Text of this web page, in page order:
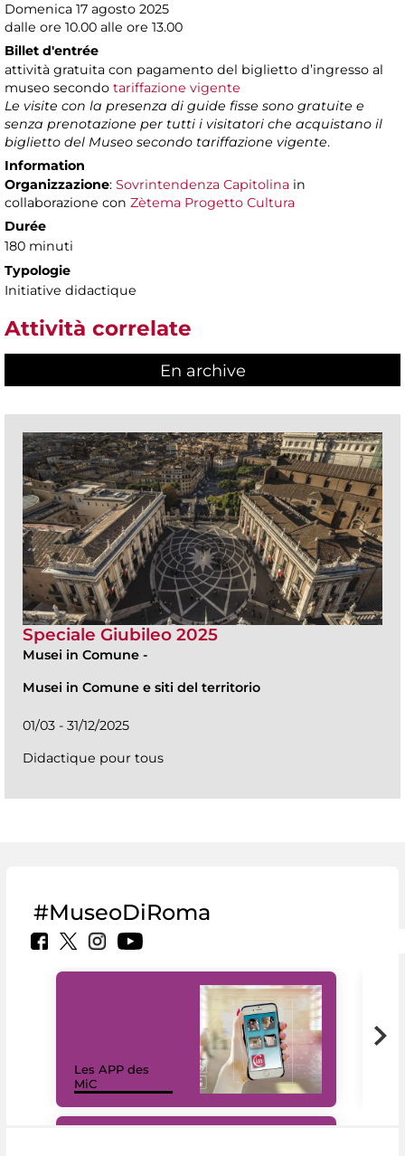
Domenica 17 agosto 2025
dalle ore 10.00 alle ore 13.00
Billet d'entrée
attività gratuita con pagamento del biglietto d’ingresso al
museo secondo tariffazione vigente
Le visite con la presenza di guide fisse sono gratuite e
senza prenotazione per tutti i visitatori che acquistano il
biglietto del Museo secondo tariffazione vigente.
Information
Organizzazione: Sovrintendenza Capitolina in
collaborazione con Zètema Progetto Cultura
Durée
180 minuti
Typologie
Initiative didactique
Attività correlate
En archive
Speciale Giubileo 2025
Musei in Comune -
Musei in Comune e siti del territorio
01/03 - 31/12/2025
Didactique pour tous
#MuseoDiRoma
Les APP des
MiC